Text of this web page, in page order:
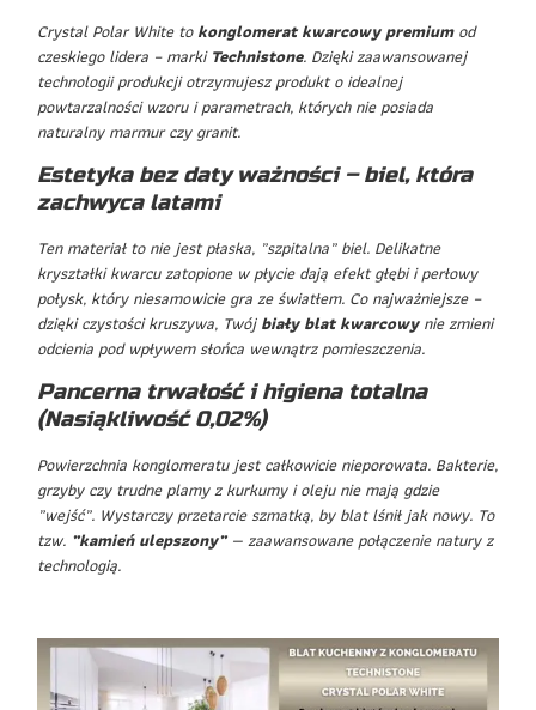
Crystal Polar White tokonglomerat kwarcowy premiumod
czeskiego lidera – markiTechnistone. Dzięki zaawansowanej
technologii produkcji otrzymujesz produkt o idealnej
powtarzalności wzoru i parametrach, których nie posiada
naturalny marmur czy granit.
Estetyka bez daty ważności – biel, która
zachwyca latami
Ten materiał to nie jest płaska, „szpitalna” biel. Delikatne
kryształki kwarcu zatopione w płycie dają efekt głębi i perłowy
połysk, który niesamowicie gra ze światłem. Co najważniejsze –
dzięki czystości kruszywa, Twójbiały blat kwarcowynie zmieni
odcienia pod wpływem słońca wewnątrz pomieszczenia.
Pancerna trwałość i higiena totalna
(Nasiąkliwość 0,02%)
Powierzchnia konglomeratu jest całkowicie nieporowata. Bakterie,
grzyby czy trudne plamy z kurkumy i oleju nie mają gdzie
„wejść”. Wystarczy przetarcie szmatką, by blat lśnił jak nowy. To
tzw. „kamień ulepszony”— zaawansowane połączenie natury z
technologią.